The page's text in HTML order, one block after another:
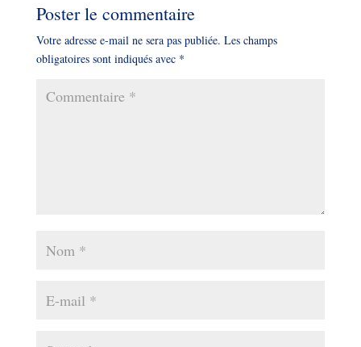
Poster le commentaire
Votre adresse e-mail ne sera pas publiée. Les champs
obligatoires sont indiqués avec *